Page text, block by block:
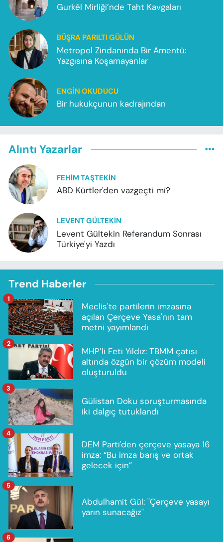
Gurkêl Mirliği’nde Taht Kavgaları
BÜŞRA PARILTI GÜLÜN
Metropol Zindanında Bir Amentü:
Yazgısına Koşamayanlar
ENGIN OKUDUCU
Bir hukukçunun kadrajından
Alıntı Yazarlar
FEHIM TAŞTEKIN
ABD Kürtler'den vazgeçti mi?
LEVENT GÜLTEKIN
Levent Gültekin Referandum Sonrası
Türkiye'yi Yazdı
Trend Haberler
Meclis'te partilerin imzasına
açılan Çerçeve Yasa'nın tam
metni yayımlandı
1
MHP’li Feti Yıldız: TBMM çatısı
altında özgün bir çözüm modeli
oluşturuldu
2
Gülistan Doku soruşturmasında
iki dalgıç tutuklandı
3
DEM Parti'den çerçeve yasaya 16
imza: “Bu imza barış ve ortak
gelecek için”
4
Abdulhamit Gül: "Çerçeve yasayı
yarın sunacağız"
5
6